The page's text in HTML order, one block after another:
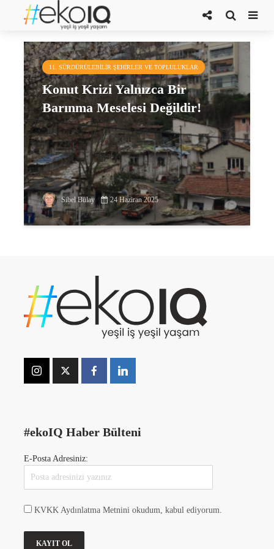
çevrenin korunması
11. SÜRDÜRÜLEBILIR ŞEHIRLER VE TOPLULUKLAR
Konut Krizi Yalnızca Bir
Barınma Meselesi Değildir!
Sibel Bülay 24 Haziran 2025
#ekoIQ Haber Bülteni
E-Posta Adresiniz:
KVKK Aydınlatma Metnini okudum, kabul ediyorum.